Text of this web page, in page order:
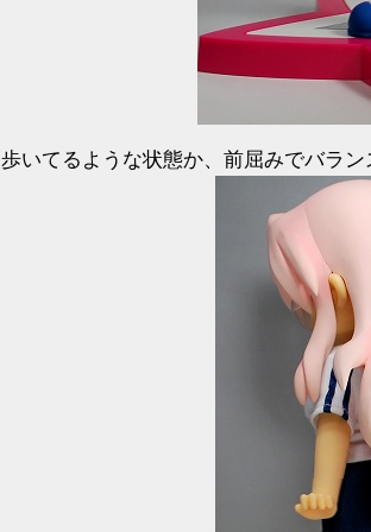
歩いてるような状態か、前屈みでバラ